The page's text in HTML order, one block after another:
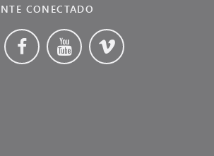
CONECTADO